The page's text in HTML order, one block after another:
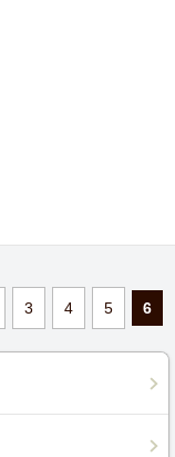
3 4 5 6